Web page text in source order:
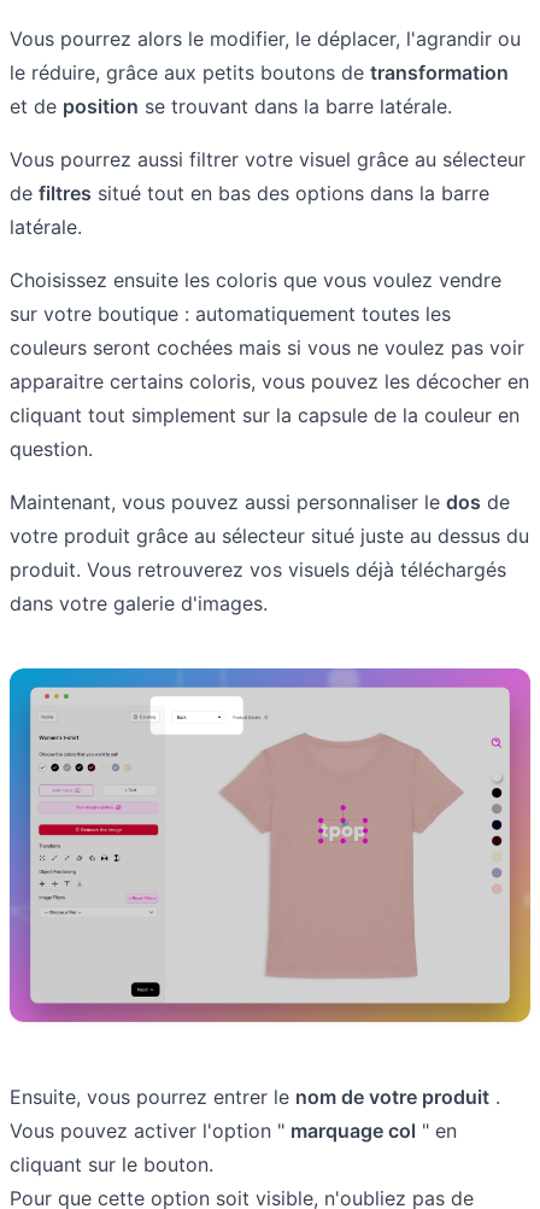
Vous pourrez alors le modifier, le déplacer, l'agrandir ou
le réduire, grâce aux petits boutons de transformation
et de position se trouvant dans la barre latérale.
Vous pourrez aussi filtrer votre visuel grâce au sélecteur
de filtres situé tout en bas des options dans la barre
latérale.
Choisissez ensuite les coloris que vous voulez vendre
sur votre boutique : automatiquement toutes les
couleurs seront cochées mais si vous ne voulez pas voir
apparaitre certains coloris, vous pouvez les décocher en
cliquant tout simplement sur la capsule de la couleur en
question.
Maintenant, vous pouvez aussi personnaliser le dos de
votre produit grâce au sélecteur situé juste au dessus du
produit. Vous retrouverez vos visuels déjà téléchargés
dans votre galerie d'images.
Ensuite, vous pourrez entrer le nom de votre produit .
Vous pouvez activer l'option " marquage col " en
cliquant sur le bouton.
Pour que cette option soit visible, n'oubliez pas de